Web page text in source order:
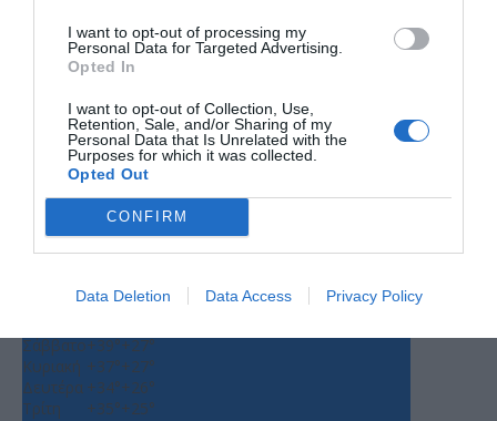
I want to opt-out of processing my
Personal Data for Targeted Advertising.
Opted In
I want to opt-out of Collection, Use,
Retention, Sale, and/or Sharing of my
Personal Data that Is Unrelated with the
Purposes for which it was collected.
Opted Out
CONFIRM
Data Deletion Data Access Privacy Policy
Ο ΚΑΙΡΟΣ
35°
25°
Παρασκευή, 07
Σάββατο+39°+27°
Κυριακή +37°+27°
Δευτέρα +34°+26°
Τρίτη
+35°+25°